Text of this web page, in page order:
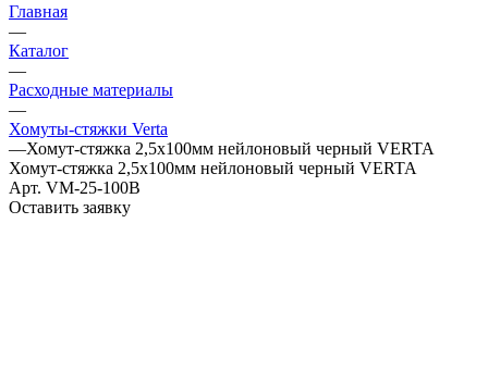
Главная
—
Каталог
—
Расходные материалы
—
Хомуты-стяжки Verta
—Хомут-стяжка 2,5х100мм нейлоновый черный VERTA
Хомут-стяжка 2,5х100мм нейлоновый черный VERTA
Арт. VM-25-100B
Оставить заявку